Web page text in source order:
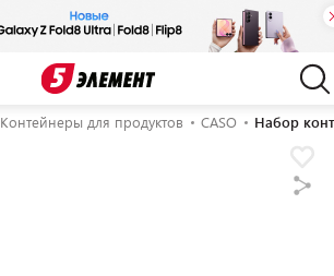
Контейнеры для продуктов CASO Набор